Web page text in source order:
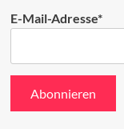
E-Mail-Adresse*